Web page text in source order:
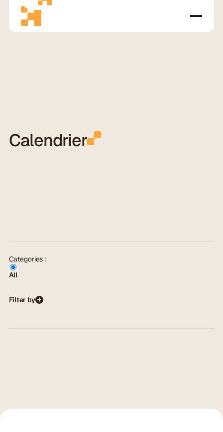
Calendrier
Categories :
All
Filter by